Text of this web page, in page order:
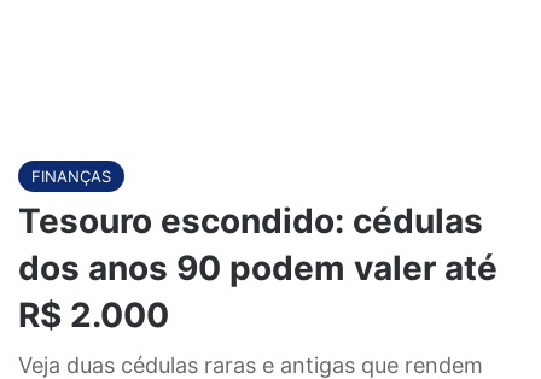
FINANÇAS
Tesouro escondido: cédulas
dos anos 90 podem valer até
R$ 2.000
Veja duas cédulas raras e antigas que rendem